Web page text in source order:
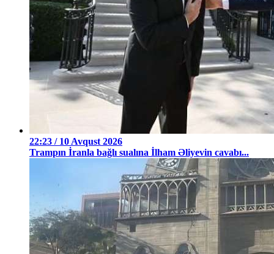
22:23 / 10 Avqust 2026
Trampın İranla bağlı sualına İlham Əliyevin cavabı...